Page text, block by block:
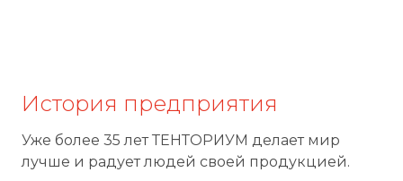
История предприятия
Уже более 35 лет ТЕНТОРИУМ делает мир
лучше и радует людей своей продукцией.